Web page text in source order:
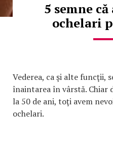
5 semne
ochelari
Vederea, ca şi alte funcţii,
înaintarea în vârstă. Chiar
la 50 de ani, toţi avem
ochelari.